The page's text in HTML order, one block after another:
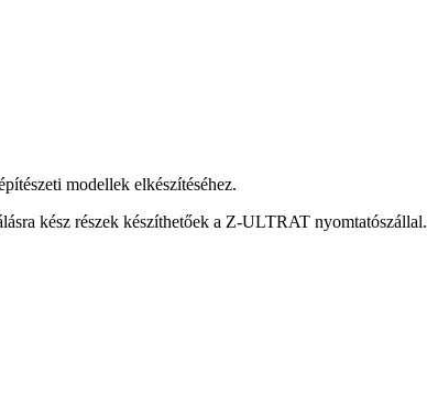
modellek elkészítéséhez.
kész részek készíthetőek a Z-ULTRAT nyomtatószállal.